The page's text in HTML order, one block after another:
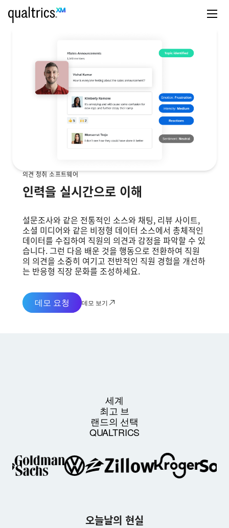
의견 청취 소프트웨어
인력을 실시간으로 이해
설문조사와 같은 전통적인 소스와 채팅, 리뷰 사이트,
소셜 미디어와 같은 비정형 데이터 소스에서 총체적인
데이터를 수집하여 직원의 의견과 감정을 파악할 수 있
습니다. 그런 다음 배운 것을 행동으로 전환하여 직원
의 의견을 소중히 여기고 전반적인 직원 경험을 개선하
는 반응형 직장 문화를 조성하세요.
데모 요청 데모 보기
세계
최고 브
랜드의 선택
QUALTRICS
오늘날의 현실